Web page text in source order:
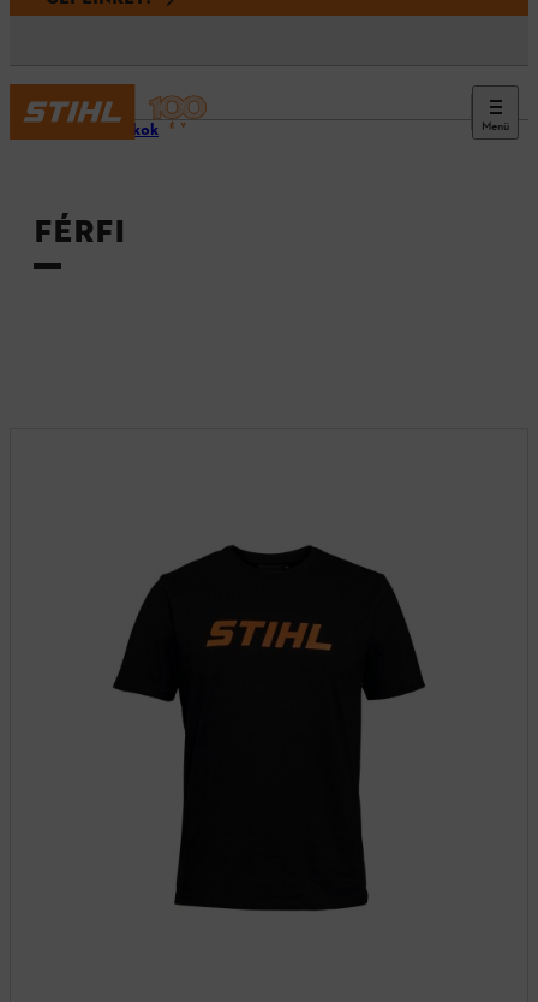
Menü
Tartozékok
FÉRFI